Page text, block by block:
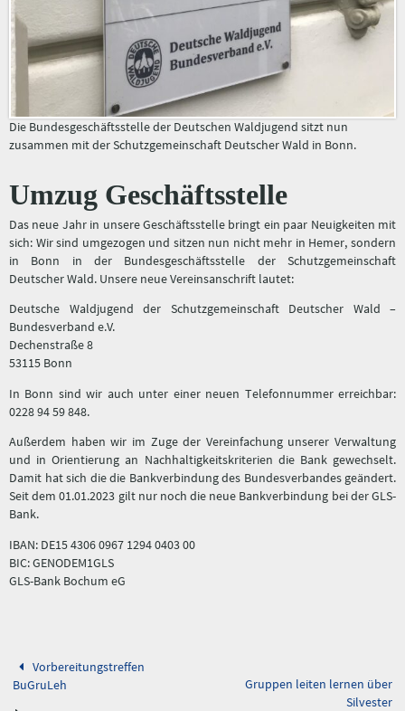
Die Bundesgeschäftsstelle der Deutschen Waldjugend sitzt nun
zusammen mit der Schutzgemeinschaft Deutscher Wald in Bonn.
Umzug Geschäftsstelle
Das neue Jahr in unsere Geschäftsstelle bringt ein paar Neuigkeiten mit
sich: Wir sind umgezogen und sitzen nun nicht mehr in Hemer, sondern
in Bonn in der Bundesgeschäftsstelle der Schutzgemeinschaft
Deutscher Wald. Unsere neue Vereinsanschrift lautet:
Deutsche Waldjugend der Schutzgemeinschaft Deutscher Wald –
Bundesverband e.V.
Dechenstraße 8
53115 Bonn
In Bonn sind wir auch unter einer neuen Telefonnummer erreichbar:
0228 94 59 848.
Außerdem haben wir im Zuge der Vereinfachung unserer Verwaltung
und in Orientierung an Nachhaltigkeitskriterien die Bank gewechselt.
Damit hat sich die die Bankverbindung des Bundesverbandes geändert.
Seit dem 01.01.2023 gilt nur noch die neue Bankverbindung bei der GLS-
Bank.
IBAN: DE15 4306 0967 1294 0403 00
BIC: GENODEM1GLS
GLS-Bank Bochum eG
Vorbereitungstreffen
BuGruLeh
Gruppen leiten lernen über
Silvester